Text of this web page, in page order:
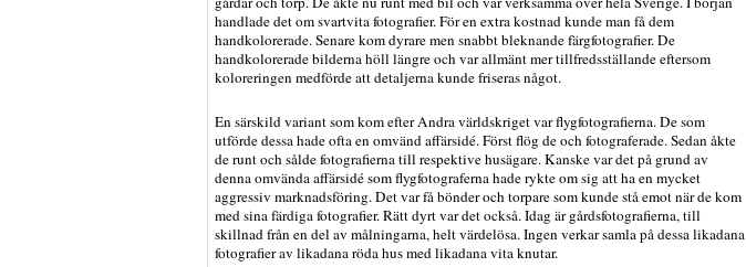
handlade det om svartvita fotografier. För en extra kostnad kunde man få dem
handkolorerade. Senare kom dyrare men snabbt bleknande färgfotografier. De
handkolorerade bilderna höll längre och var allmänt mer tillfredsställande eftersom
koloreringen medförde att detaljerna kunde friseras något.
En särskild variant som kom efter Andra världskriget var flygfotografierna. De som
utförde dessa hade ofta en omvänd affärsidé. Först flög de och fotograferade. Sedan åkte
de runt och sålde fotografierna till respektive husägare. Kanske var det på grund av
denna omvända affärsidé som flygfotograferna hade rykte om sig att ha en mycket
aggressiv marknadsföring. Det var få bönder och torpare som kunde stå emot när de kom
med sina färdiga fotografier. Rätt dyrt var det också. Idag är gårdsfotografierna, till
skillnad från en del av målningarna, helt värdelösa. Ingen verkar samla på dessa likadana
fotografier av likadana röda hus med likadana vita knutar.